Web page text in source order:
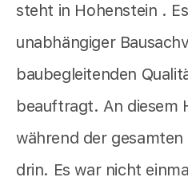
steht in Hohenstein .
unabhängiger
baubegleitenden
beauftragt. An diesem
während der
drin. Es war nicht